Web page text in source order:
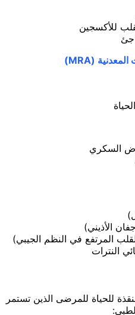
للأكسجين
السكري
الأذيني)
المرتفع في النظم الجيبي)
النترات
للحياة للمرضى الذين تستمر